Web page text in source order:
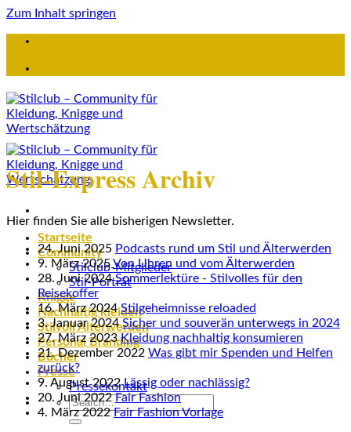
Zum Inhalt springen
Startseite
Community
Stilclub-Mitglieder
Stil-Porträt
Knigge
Nachhaltig kleiden
Stilvoll Älterwerden
Personal Branding
Bücher
Presse
Pressekontakt
Stil-Express Archiv
Hier finden Sie alle bisherigen Newsletter.
24. Juni 2025 Podcasts rund um Stil und Älterwerden
9. März 2025Von Uhren und vom Älterwerden
28. Juni 2024 Sommerlektüre - Stilvolles für den
Reisekoffer
16. März 2024 Stilgeheimnisse reloaded
3. Januar 2024 Sicher und souverän unterwegs in 2024
27. März 2023 Kleidung nachhaltig konsumieren
21. Dezember 2022 Was gibt mir Spenden und Helfen
zurück?
9. August 2022 Lässig oder nachlässig?
20. Juni 2022 Fair Fashion
4. März 2022 Fair Fashion Vorlage